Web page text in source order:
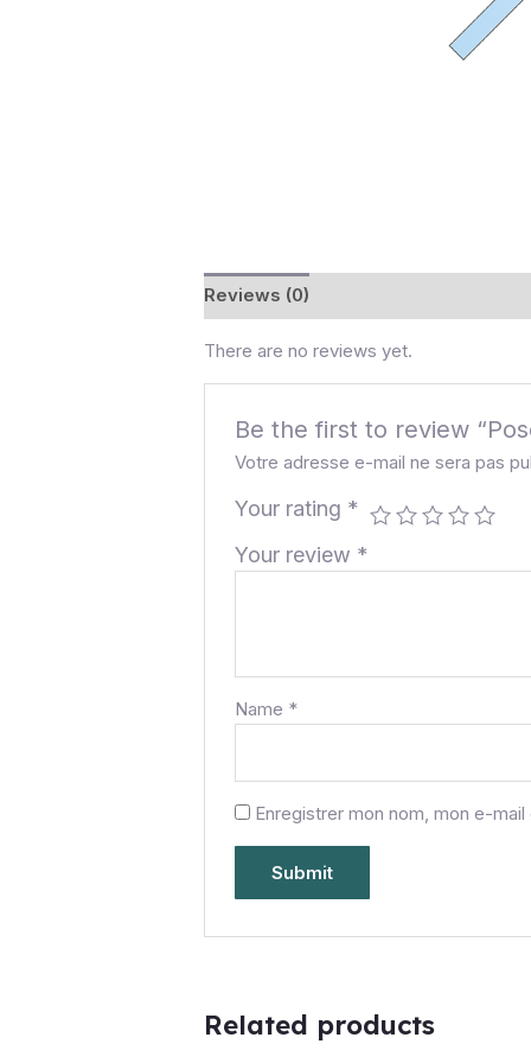
Reviews (0)
There are no reviews yet.
Be the first to review
Votre adresse e-mail ne sera pas
Your rating *
Your review *
Name *
Enregistrer mon nom, mon e-
Related products